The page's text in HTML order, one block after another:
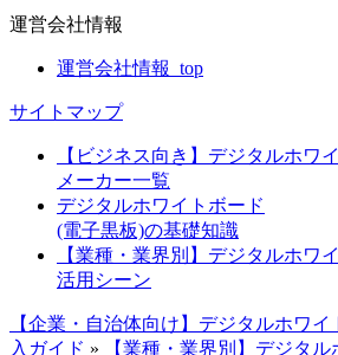
運営会社情報
運営会社情報_top
サイトマップ
【ビジネス向き】デジタルホワ
メーカー一覧
デジタルホワイトボード
(電子黒板)の基礎知識
【業種・業界別】デジタルホワ
活用シーン
【企業・自治体向け】デジタルホワ
入ガイド »
【業種・業界別】デジタ